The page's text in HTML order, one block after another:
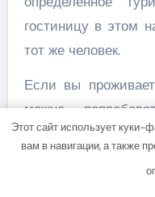
гостиницу в этом
тот же человек.
Если вы
можно
гостиничном
этом случае
Этот сайт использует куки-
вам в навигации, а также